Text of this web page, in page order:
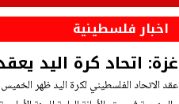
اخبار فلسطينية
غزة: اتحاد كرة اليد
عقد الاتحاد الفلسطيني لكرة اليد ظهر